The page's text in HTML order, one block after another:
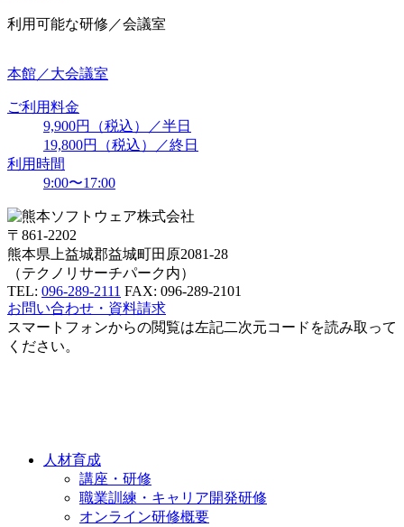
利用可能な研修／会議室
本館／大会議室
ご利用料金
9,900円（税込）／半日
19,800円（税込）／終日
利用時間
9:00〜17:00
〒861-2202
熊本県上益城郡益城町田原2081-28
（テクノリサーチパーク内）
TEL: 096-289-2111 FAX: 096-289-2101
お問い合わせ・資料請求
スマートフォンからの閲覧は左記二次元コードを読み取って
ください。
人材育成
講座・研修
職業訓練・キャリア開発研修
オンライン研修概要